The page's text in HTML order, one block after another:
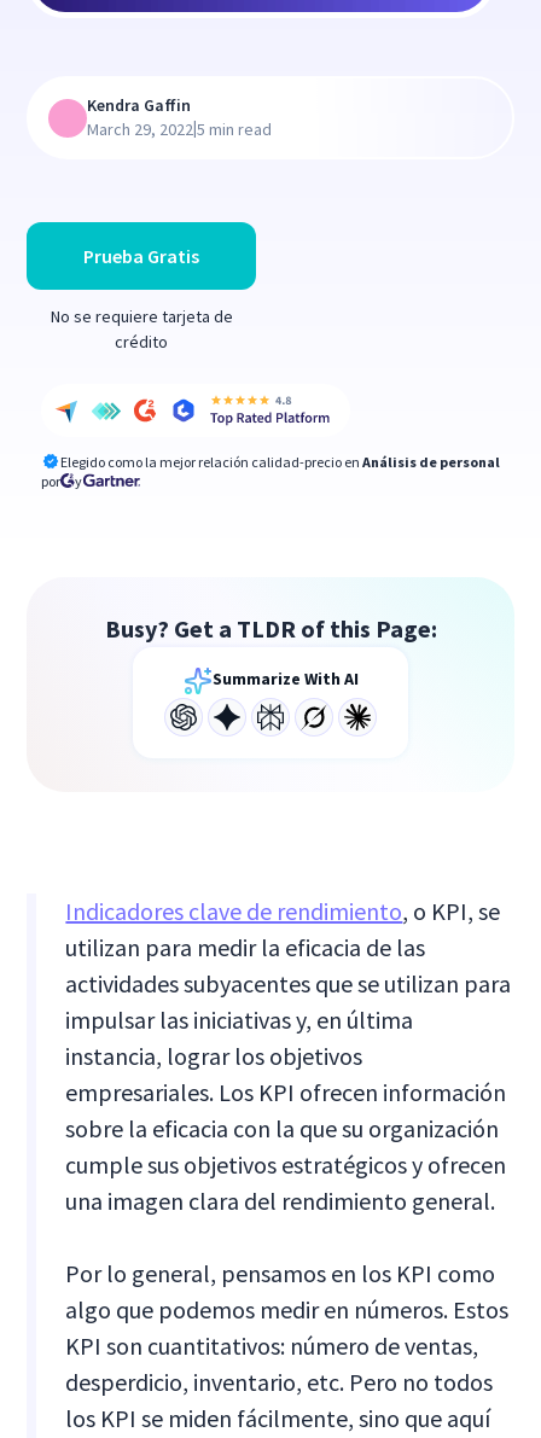
Prueba Gratis
No se requiere tarjeta de
crédito
Elegido como la mejor relación calidad-precio en Análisis de personal
por
y
Kendra Gaffin
March 29, 2022|5 min read
Busy? Get a TLDR of this Page:
Summarize With AI
Indicadores clave de rendimiento, o KPI, se
utilizan para medir la eficacia de las
actividades subyacentes que se utilizan para
impulsar las iniciativas y, en última
instancia, lograr los objetivos
empresariales. Los KPI ofrecen información
sobre la eficacia con la que su organización
cumple sus objetivos estratégicos y ofrecen
una imagen clara del rendimiento general.
Por lo general, pensamos en los KPI como
algo que podemos medir en números. Estos
KPI son cuantitativos: número de ventas,
desperdicio, inventario, etc. Pero no todos
los KPI se miden fácilmente, sino que aquí